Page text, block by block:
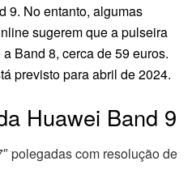
9. No entanto, algumas
sugerem que a pulseira
Band 8, cerca de 59 euros.
previsto para abril de 2024.
Huawei Band 9
polegadas com resolução de